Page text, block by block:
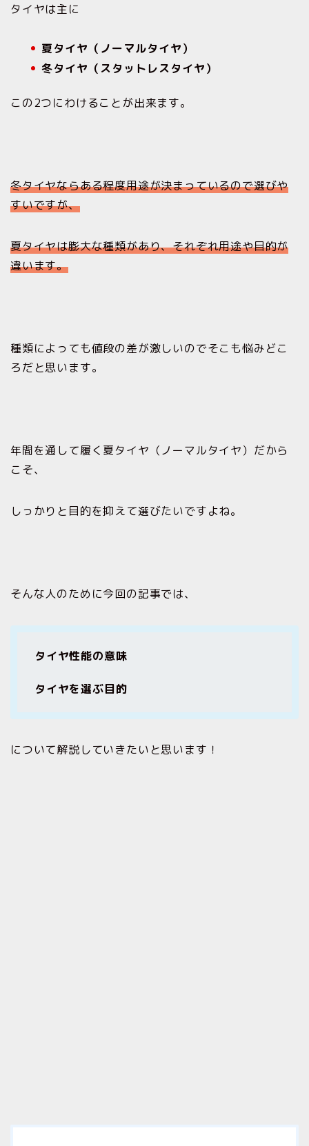
タイヤは主に
夏タイヤ（ノーマルタイヤ）
冬タイヤ（スタットレスタイヤ）
この2つにわけることが出来ます。
冬タイヤならある程度用途が決まっているので選びや
すいですが、
夏タイヤは膨大な種類があり、それぞれ用途や目的が
違います。
種類によっても値段の差が激しいのでそこも悩みどこ
ろだと思います。
年間を通して履く夏タイヤ（ノーマルタイヤ）だから
こそ、
しっかりと目的を抑えて選びたいですよね。
そんな人のために今回の記事では、
タイヤ性能の意味
タイヤを選ぶ目的
について解説していきたいと思います！